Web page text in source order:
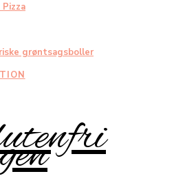
Pizza
grøntsagsboller